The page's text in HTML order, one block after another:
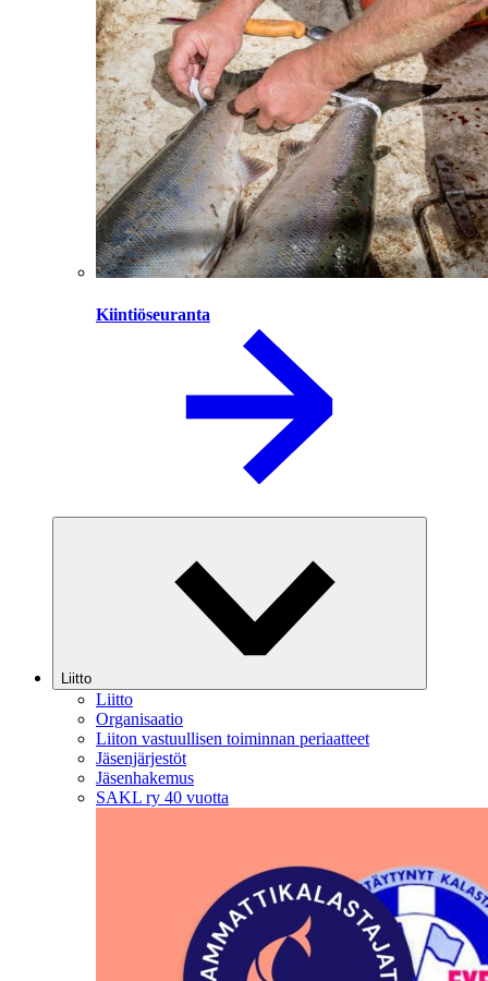
Kiintiöseuranta
Liitto
Liitto
Organisaatio
Liiton vastuullisen toiminnan periaatteet
Jäsenjärjestöt
Jäsenhakemus
SAKL ry 40 vuotta